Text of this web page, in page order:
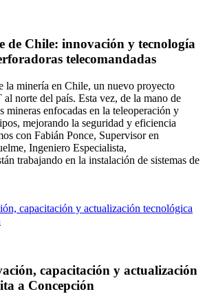
de Chile: innovación y tecnología
telecomandadas
la minería en Chile, un nuevo proyecto
al norte del país. Esta vez, de la mano de
mineras enfocadas en la teleoperación y
mejorando la seguridad y eficiencia
con Fabián Ponce, Supervisor en
Ingeniero Especialista,
trabajando en la instalación de sistemas de
capacitación y actualización
a Concepción